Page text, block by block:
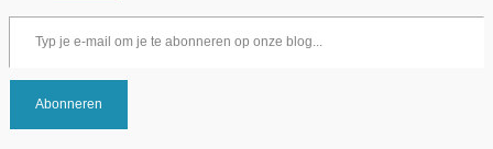
Typ je e-mail om je te abonneren op onze blog...
Abonneren